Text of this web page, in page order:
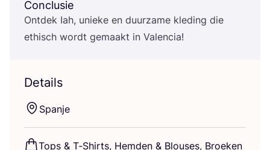
Conclusie
Ont­dek Iah, unie­ke en duur­za­me kle­ding die
ethisch wordt gemaakt in Valencia!
Details
Span­je
Tops & T‑Shirts, Hem­den & Blou­ses, Broe­ken